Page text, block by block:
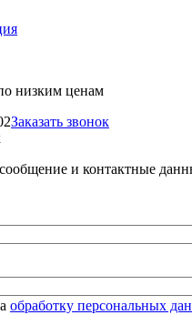
низким ценам
Заказать звонок
и контактные
обработку персональных